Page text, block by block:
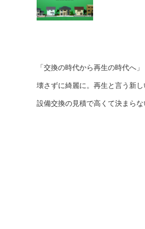
「交換の時代から再生の時代へ」
壊さずに綺麗に。再生と言う新
設備交換の見積で高くて決まら